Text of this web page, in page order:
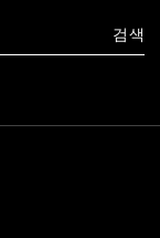
검색